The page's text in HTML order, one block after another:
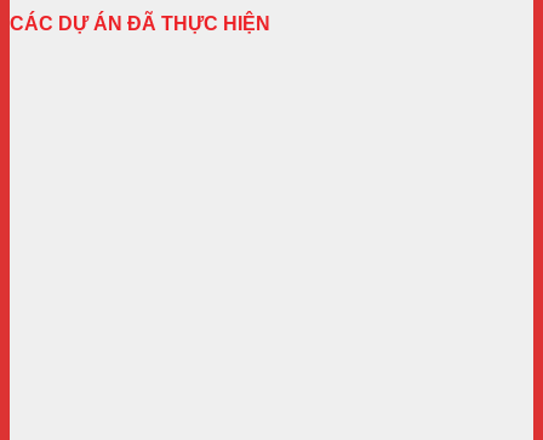
CÁC DỰ ÁN ĐÃ THỰC HIỆN